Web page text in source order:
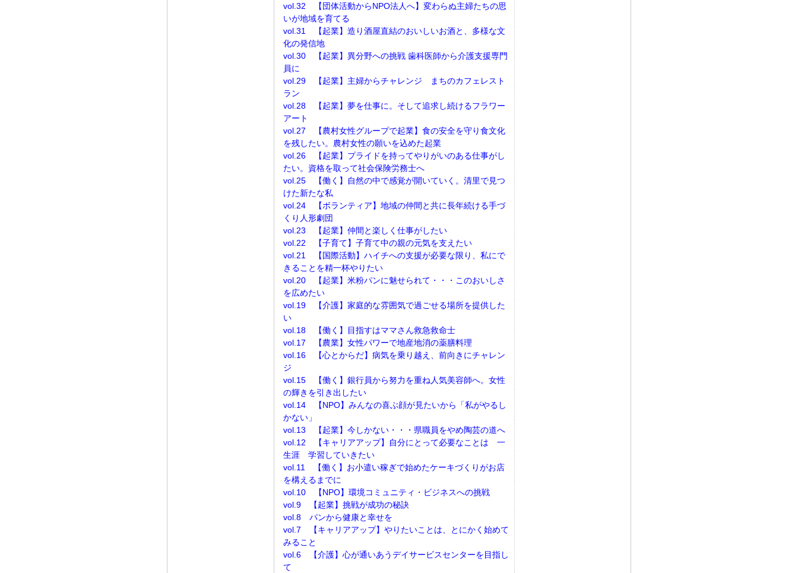
vol.32 【団体活動からNPO法人へ】変わらぬ主婦たちの思
いが地域を育てる
vol.31 【起業】造り酒屋直結のおいしいお酒と、多様な文
化の発信地
vol.30 【起業】異分野への挑戦 歯科医師から介護支援専門
員に
vol.29 【起業】主婦からチャレンジ まちのカフェレスト
ラン
vol.28 【起業】夢を仕事に。そして追求し続けるフラワー
アート
vol.27 【農村女性グループで起業】食の安全を守り食文化
を残したい。農村女性の願いを込めた起業
vol.26 【起業】プライドを持ってやりがいのある仕事がし
たい。資格を取って社会保険労務士へ
vol.25 【働く】自然の中で感覚が開いていく。清里で見つ
けた新たな私
vol.24 【ボランティア】地域の仲間と共に長年続ける手づ
くり人形劇団
vol.23 【起業】仲間と楽しく仕事がしたい
vol.22 【子育て】子育て中の親の元気を支えたい
vol.21 【国際活動】ハイチへの支援が必要な限り、私にで
きることを精一杯やりたい
vol.20 【起業】米粉パンに魅せられて・・・このおいしさ
を広めたい
vol.19 【介護】家庭的な雰囲気で過ごせる場所を提供した
い
vol.18 【働く】目指すはママさん救急救命士
vol.17 【農業】女性パワーで地産地消の薬膳料理
vol.16 【心とからだ】病気を乗り越え、前向きにチャレン
ジ
vol.15 【働く】銀行員から努力を重ね人気美容師へ。女性
の輝きを引き出したい
vol.14 【NPO】みんなの喜ぶ顔が見たいから「私がやるし
かない」
vol.13 【起業】今しかない・・・県職員をやめ陶芸の道へ
vol.12 【キャリアアップ】自分にとって必要なことは 一
生涯 学習していきたい
vol.11 【働く】お小遣い稼ぎで始めたケーキづくりがお店
を構えるまでに
vol.10 【NPO】環境コミュニティ・ビジネスへの挑戦
vol.9 【起業】挑戦が成功の秘訣
vol.8 パンから健康と幸せを
vol.7 【キャリアアップ】やりたいことは、とにかく始めて
みること
vol.6 【介護】心が通いあうデイサービスセンターを目指し
て